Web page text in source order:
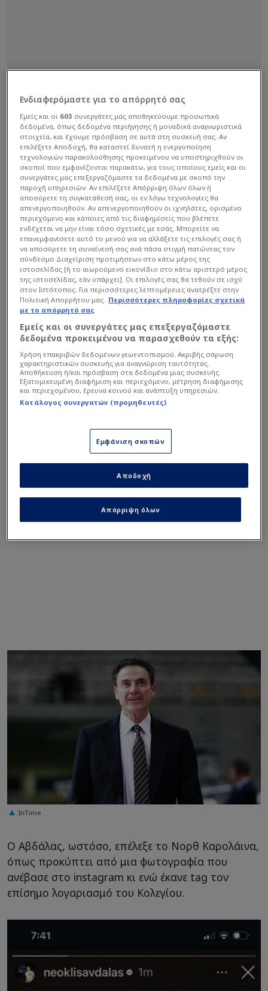
Ο ταλαντούχος γκαρντ είχε να διαλέξει ανάμεσα
στο Νορθ Καρολάινα και το Σεντ Τζονς, με τον
Ρικ Πιτίνο να είναι ο προπονητής της δεύτερης
ομάδας.
Διαβάστε επίσης...
Η άβολη αλήθεια του
Άταμαν και η πρώτη αλλαγή
στον Παναθηναϊκό
Χτύπημα Γιαννακόπουλου
με Ντόρσεϊ, Όσμαν - Γιατί
αποθέωσε τον Τούρκο (vid)
Ο άλλοτε τεχνικός του Παναθηναϊκού είχε…
σταμπάρει τον 20χρονο άσο, που ήταν
και φερόταν να τον «πρεσάρει», προκειμένου να
πει το «ναι» και να βρεθεί από τη νέα αγωνιστική
περίοδο στο Σεντ Τζονς.
InTime
Ο Αβδάλας, ωστόσο, επέλεξε το Νορθ Καρολάινα,
όπως προκύπτει από μια φωτογραφία που
ανέβασε στο instagram κι ενώ έκανε tag τον
επίσημο λογαριασμό του Κολεγίου.
Ενδιαφερόμαστε για το απόρρητό σας
Εμείς και οι 603 συνεργάτες μας αποθηκεύουμε προσωπικά
δεδομένα, όπως δεδομένα περιήγησης ή μοναδικά αναγνωριστικά
στοιχεία, και έχουμε πρόσβαση σε αυτά στη συσκευή σας. Αν
επιλέξετε Αποδοχή, θα καταστεί δυνατή η ενεργοποίηση
τεχνολογιών παρακολούθησης προκειμένου να υποστηριχθούν οι
σκοποί που εμφανίζονται παρακάτω, για τους οποίους εμείς και οι
συνεργάτες μας επεξεργαζόμαστε τα δεδομένα με σκοπό την
παροχή υπηρεσιών. Αν επιλέξετε Απόρριψη όλων όλων ή
αποσύρετε τη συγκατάθεσή σας, οι εν λόγω τεχνολογίες θα
απενεργοποιηθούν. Αν απενεργοποιηθούν οι ιχνηλάτες, ορισμένο
περιεχόμενο και κάποιες από τις διαφημίσεις που βλέπετε
ενδέχεται να μην είναι τόσο σχετικές με εσάς. Μπορείτε να
επανεμφανίσετε αυτό το μενού για να αλλάξετε τις επιλογές σας ή
να αποσύρετε τη συναίνεσή σας ανά πάσα στιγμή πατώντας τον
σύνδεσμο Διαχείριση προτιμήσεων στο κάτω μέρος της
ιστοσελίδας [ή το αιωρούμενο εικονίδιο στο κάτω αριστερό μέρος
της ιστοσελίδας, εάν υπάρχει]. Οι επιλογές σας θα τεθούν σε ισχύ
στον Ιστότοπος. Για περισσότερες λεπτομέρειες ανατρέξτε στην
Πολιτική Απορρήτου μας. Περισσότερες πληροφορίες σχετικά
με το απόρρητό σας
Εμείς και οι συνεργάτες μας επεξεργαζόμαστε
δεδομένα προκειμένου να παρασχεθούν τα εξής:
Χρήση επακριβών δεδομένων γεωεντοπισμού. Ακριβής σάρωση
χαρακτηριστικών συσκευής για αναγνώριση ταυτότητας.
Αποθήκευση ή/και πρόσβαση στα δεδομένα μιας συσκευής.
Εξατομικευμένη διαφήμιση και περιεχόμενο, μέτρηση διαφήμισης
και περιεχομένου, έρευνα κοινού και ανάπτυξη υπηρεσιών.
Κατάλογος συνεργατών (προμηθευτές)
Εμφάνιση σκοπών
Απόρριψη όλων
Αποδοχή